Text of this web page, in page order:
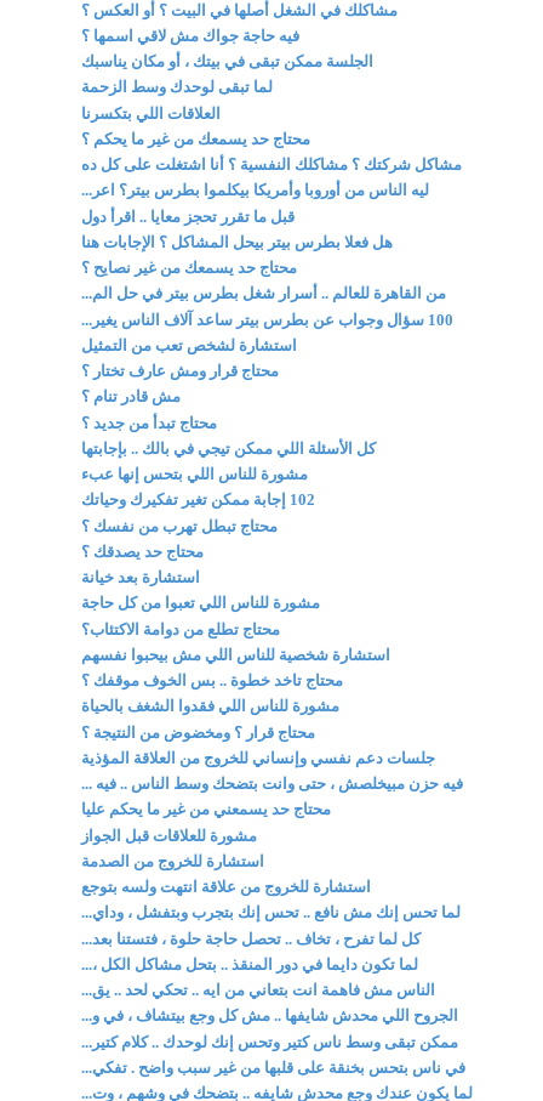
مشاكلك في الشغل أصلها في البيت ؟ أو العكس ؟
فيه حاجة جواك مش لاقي اسمها ؟
الجلسة ممكن تبقى في بيتك ، أو مكان يناسبك
لما تبقى لوحدك وسط الزحمة
العلاقات اللي بتكسرنا
محتاج حد يسمعك من غير ما يحكم ؟
مشاكل شركتك ؟ مشاكلك النفسية ؟ أنا اشتغلت على كل ده
ليه الناس من أوروبا وأمريكا بيكلموا بطرس بيتر؟ اعر...
قبل ما تقرر تحجز معايا .. اقرأ دول
هل فعلا بطرس بيتر بيحل المشاكل ؟ الإجابات هنا
محتاج حد يسمعك من غير نصايح ؟
من القاهرة للعالم .. أسرار شغل بطرس بيتر في حل الم...
100 سؤال وجواب عن بطرس بيتر ساعد آلاف الناس يغير...
استشارة لشخص تعب من التمثيل
محتاج قرار ومش عارف تختار ؟
مش قادر تنام ؟
محتاج تبدأ من جديد ؟
كل الأسئلة اللي ممكن تيجي في بالك .. بإجابتها
مشورة للناس اللي بتحس إنها عبء
102 إجابة ممكن تغير تفكيرك وحياتك
محتاج تبطل تهرب من نفسك ؟
محتاج حد يصدقك ؟
استشارة بعد خيانة
مشورة للناس اللي تعبوا من كل حاجة
محتاج تطلع من دوامة الاكتئاب؟
استشارة شخصية للناس اللي مش بيحبوا نفسهم
محتاج تاخد خطوة .. بس الخوف موقفك ؟
مشورة للناس اللي فقدوا الشغف بالحياة
محتاج قرار ؟ ومخضوض من النتيجة ؟
جلسات دعم نفسي وإنساني للخروج من العلاقة المؤذية
فيه حزن مبيخلصش ، حتى وانت بتضحك وسط الناس .. فيه ...
محتاج حد يسمعني من غير ما يحكم عليا
مشورة للعلاقات قبل الجواز
استشارة للخروج من الصدمة
استشارة للخروج من علاقة انتهت ولسه بتوجع
لما تحس إنك مش نافع .. تحس إنك بتجرب وبتفشل ، وداي...
كل لما تفرح ، تخاف .. تحصل حاجة حلوة ، فتستنا بعد...
لما تكون دايما في دور المنقذ .. بتحل مشاكل الكل ،...
الناس مش فاهمة انت بتعاني من ايه .. تحكي لحد .. يق...
الجروح اللي محدش شايفها .. مش كل وجع بيتشاف ، في و...
ممكن تبقى وسط ناس كتير وتحس إنك لوحدك .. كلام كتير...
في ناس بتحس بخنقة على قلبها من غير سبب واضح . تفكي...
لما يكون عندك وجع محدش شايفه .. بتضحك في وشهم ، وت...